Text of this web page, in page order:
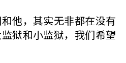
他，其实无非都在没有
狱和小监狱，我们希望